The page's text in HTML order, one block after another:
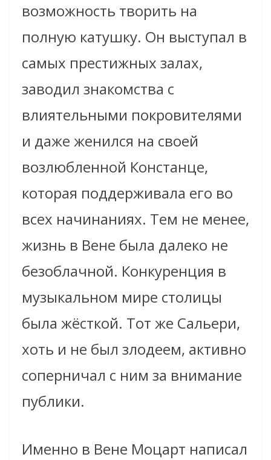
возможность творить на
полную катушку. Он выступал в
самых престижных залах,
заводил знакомства с
влиятельными покровителями
и даже женился на своей
возлюбленной Констанце,
которая поддерживала его во
всех начинаниях. Тем не менее,
жизнь в Вене была далеко не
безоблачной. Конкуренция в
музыкальном мире столицы
была жёсткой. Тот же Сальери,
хоть и не был злодеем, активно
соперничал с ним за внимание
публики.
Именно в Вене Моцарт написал